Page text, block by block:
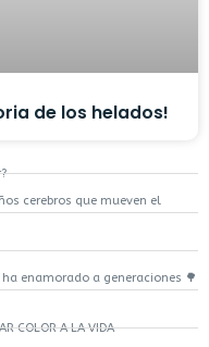
de los helados!
cerebros que mueven el
enamorado a generaciones 🌳
COLOR A LA VIDA